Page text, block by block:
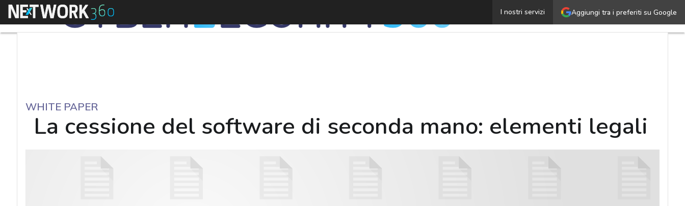
Aggiungi tra i preferiti su Google
I nostri servizi
Menu La cessione del software di seconda mano: elementi
WHITE PAPER
La cessione del software di seconda mano: elementi legali